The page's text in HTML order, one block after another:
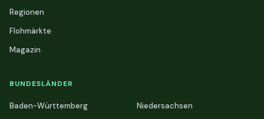
Regionen
Flohmärkte
Magazin
BUNDESLÄNDER
Baden-Württemberg
Niedersachsen